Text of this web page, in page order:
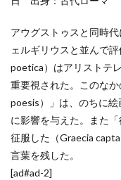
アウグストゥスと同時
ェルギリウスと並んで
poetica）はアリストテ
重要視された。このな
poesis）」は、のちに
に影響を与えた。また
征服した（Graecia
言葉を残した。
[ad#ad-2]